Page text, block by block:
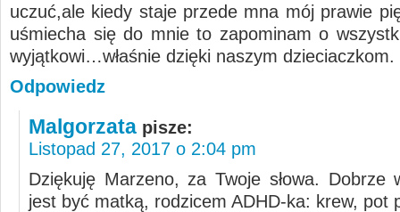
uczuć,ale kiedy staje przede mna mój prawie
uśmiecha się do mnie to zapominam o
wyjątkowi…właśnie dzięki naszym dzieciaczkom.
Odpowiedz
Malgorzata pisze:
Listopad 27, 2017 o 2:04 pm
Dziękuję Marzeno, za Twoje słowa. Dobrze
jest być matką, rodzicem ADHD-ka: krew, pot